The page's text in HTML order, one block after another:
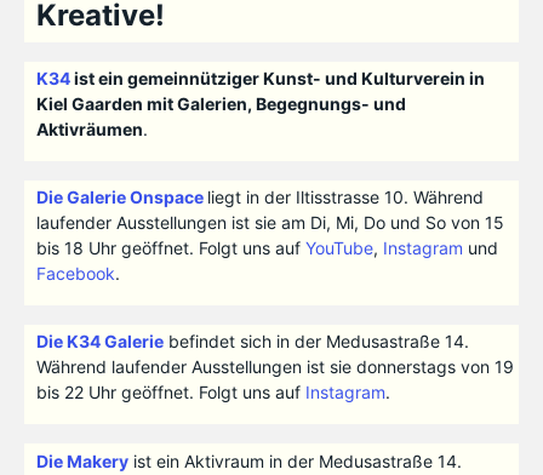
Kreative!
K34ist ein gemeinnütziger Kunst- und Kulturverein in
Kiel Gaarden mit Galerien, Begegnungs- und
Aktivräumen.
Die Galerie Onspace liegt in der Iltisstrasse 10. Während
laufender Ausstellungen ist sie am Di, Mi, Do und So von 15
bis 18 Uhr geöffnet. Folgt uns auf YouTube, Instagram und
Facebook.
Die K34 Galeriebefindet sich in der Medusastraße 14.
Während laufender Ausstellungen ist sie donnerstags von 19
bis 22 Uhr geöffnet. Folgt uns auf Instagram.
Die Makeryist ein Aktivraum in der Medusastraße 14.